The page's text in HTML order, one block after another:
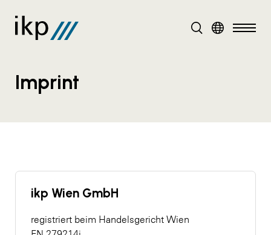
DE
Imprint
ikp Wien GmbH
registriert beim Handelsgericht Wien